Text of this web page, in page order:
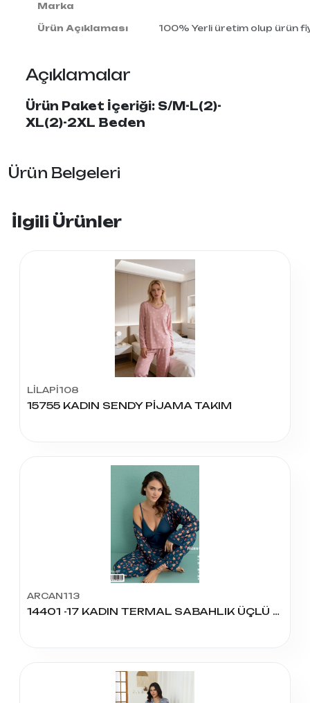
Marka
Ürün Açıklaması 100% Yerli üretim olup ürün
Açıklamalar
Ürün Paket İçeriği: S/M-L(2)-
XL(2)-2XL Beden
Ürün Belgeleri
İlgili Ürünler
LİLAPİ108
15755 KADIN SENDY PİJAMA TAKIM
ARCAN113
14401 -17 KADIN TERMAL SABAHLIK ÜÇLÜ PİJAMA TAKIM